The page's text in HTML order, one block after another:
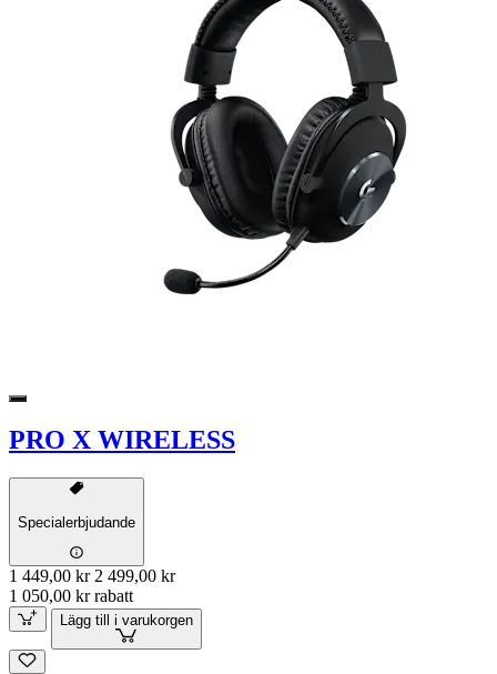
PRO X WIRELESS
Specialerbjudande
1 449,00 kr 2 499,00 kr
1 050,00 kr rabatt
Lägg till i varukorgen